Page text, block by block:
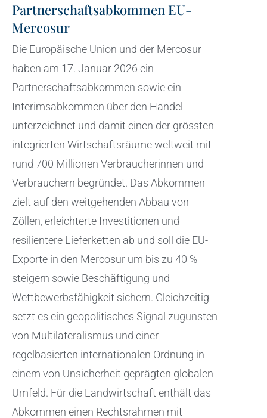
Partnerschaftsabkommen EU-
Mercosur
Die Europäische Union und der Mercosur
haben am 17. Januar 2026 ein
Partnerschaftsabkommen sowie ein
Interimsabkommen über den Handel
unterzeichnet und damit einen der grössten
integrierten Wirtschaftsräume weltweit mit
rund 700 Millionen Verbraucherinnen und
Verbrauchern begründet. Das Abkommen
zielt auf den weitgehenden Abbau von
Zöllen, erleichterte Investitionen und
resilientere Lieferketten ab und soll die EU-
Exporte in den Mercosur um bis zu 40 %
steigern sowie Beschäftigung und
Wettbewerbsfähigkeit sichern. Gleichzeitig
setzt es ein geopolitisches Signal zugunsten
von Multilateralismus und einer
regelbasierten internationalen Ordnung in
einem von Unsicherheit geprägten globalen
Umfeld. Für die Landwirtschaft enthält das
Abkommen einen Rechtsrahmen mit